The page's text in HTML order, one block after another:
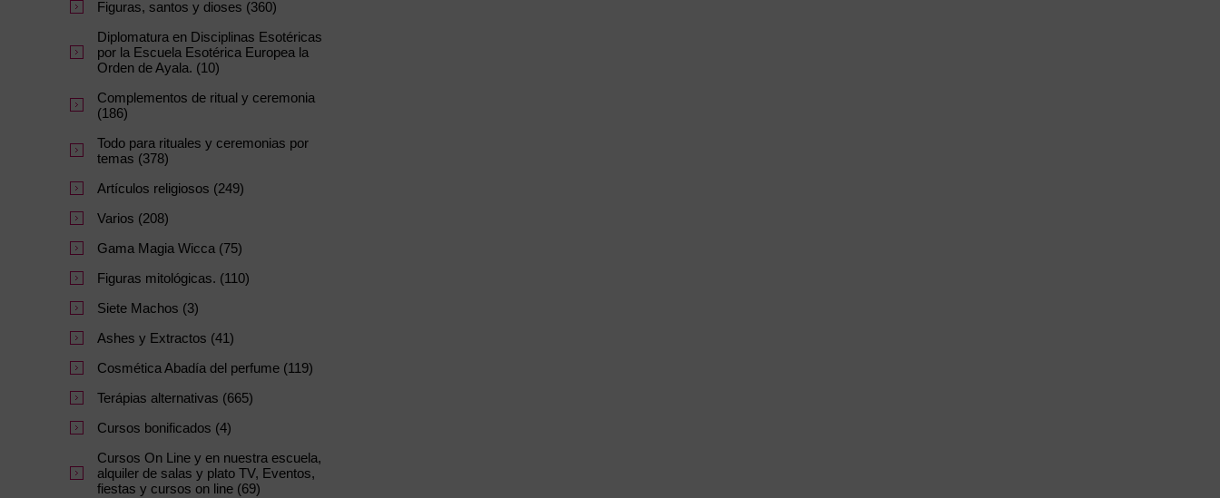
Figuras, santos y dioses (360)
Diplomatura en Disciplinas Esotéricas
por la Escuela Esotérica Europea la
Orden de Ayala. (10)
Complementos de ritual y ceremonia
(186)
Todo para rituales y ceremonias por
temas (378)
Artículos religiosos (249)
Varios (208)
Gama Magia Wicca (75)
Figuras mitológicas. (110)
Siete Machos (3)
Ashes y Extractos (41)
Cosmética Abadía del perfume (119)
Terápias alternativas (665)
Cursos bonificados (4)
Cursos On Line y en nuestra escuela,
alquiler de salas y plato TV, Eventos,
fiestas y cursos on line (69)